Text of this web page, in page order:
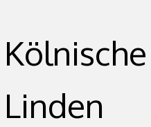
Linden